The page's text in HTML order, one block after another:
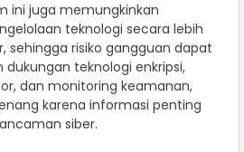
ini juga memungkinkan
teknologi secara lebih
sehingga risiko gangguan dapat
teknologi enkripsi,
dan monitoring keamanan,
karena informasi penting
siber.